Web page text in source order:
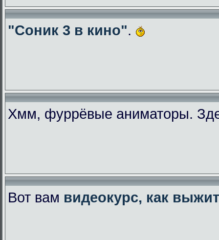
"Соник 3 в кино".
Хмм, фуррёвые аниматоры.
Вот вам видеокурс, как